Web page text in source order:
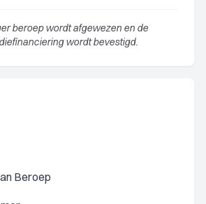
beroep wordt afgewezen en de
wordt bevestigd.
Beroep